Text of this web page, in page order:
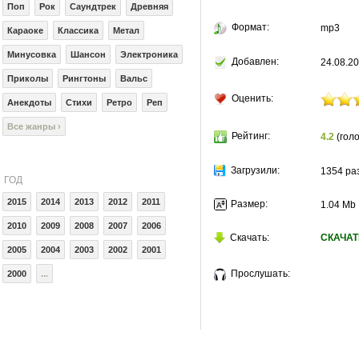
Поп Рок Саундтрек Древняя
Караоке Классика Метал
Минусовка Шансон Электроника
Приколы Рингтоны Вальс
Анекдоты Стихи Ретро Реп
Все жанры ›
ГОД
2015 2014 2013 2012 2011
2010 2009 2008 2007 2006
2005 2004 2003 2002 2001
2000 ...
Формат: mp3
Добавлен:
Оценить:
Рейтинг: 4.2
Загрузили: 1354
Размер: 1.04 Mb
Скачать:
Прослушать: